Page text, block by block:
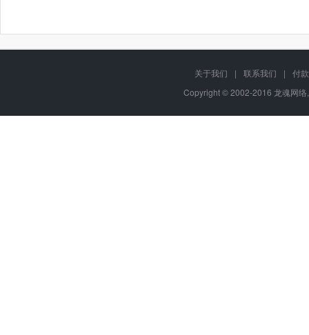
关于我们 | 联系我们 |
付
Copyright © 2002-2016 龙魂网